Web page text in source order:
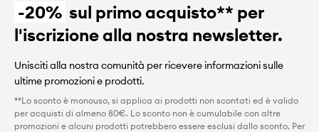
-20% sul primo acquisto** per
l'iscrizione alla nostra newsletter.
Unisciti alla nostra comunità per ricevere informazioni sulle
ultime promozioni e prodotti.
**Lo sconto è monouso, si applica ai prodotti non scontati ed è valido
per acquisti di almeno 80€. Lo sconto non è cumulabile con altre
promozioni e alcuni prodotti potrebbero essere esclusi dallo sconto. Per